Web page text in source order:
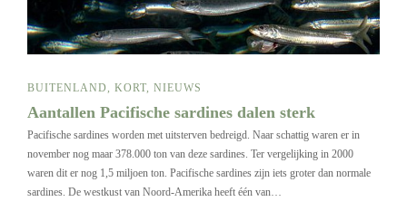
BUITENLAND, KORT, NIEUWS
Aantallen Pacifische sardines dalen sterk
Pacifische sardines worden met uitsterven bedreigd. Naar schattig waren er in
november nog maar 378.000 ton van deze sardines. Ter vergelijking in 2000
waren dit er nog 1,5 miljoen ton. Pacifische sardines zijn iets groter dan normale
sardines. De westkust van Noord-Amerika heeft één van…